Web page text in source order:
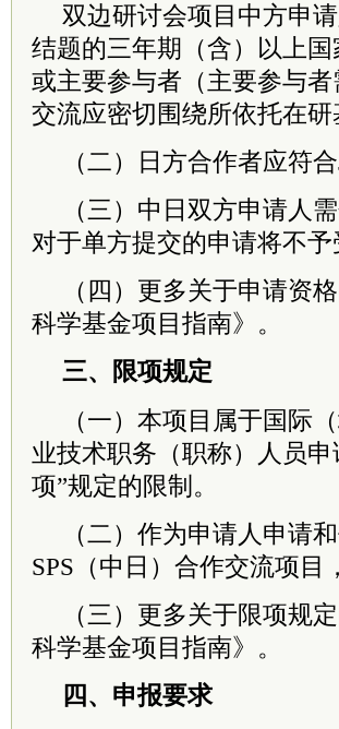
双边研讨会项目中方申
结题的三年期（含）以上
或主要参与者（主要参与
交流应密切围绕所依托在
（二）日方合作者应符
（三）中日双方申请人
对于单方提交的申请将不予
（四）更多关于申请资
科学基金项目指南》。
三、限项规定
（一）本项目属于国际
业技术职务（职称）人员
项”规定的限制。
（二）作为申请人申请
SPS（中日）合作交流项目
（三）更多关于限项规
科学基金项目指南》。
四、申报要求